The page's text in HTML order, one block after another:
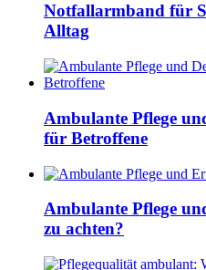
Notfallarmband für
Alltag
Ambulante Pflege
für Betroffene
Ambulante Pflege
zu achten?